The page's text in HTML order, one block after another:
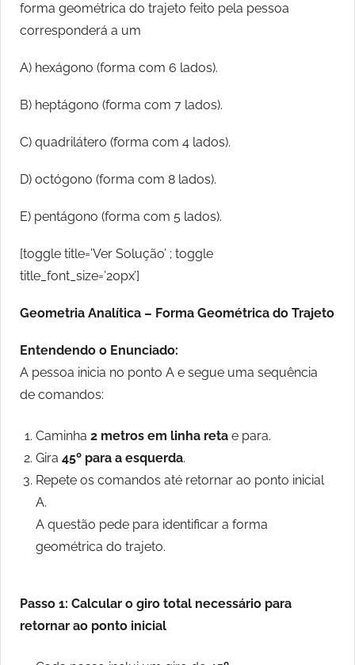
forma geométrica do trajeto feito pela pessoa
corresponderá a um
A) hexágono (forma com 6 lados).
B) heptágono (forma com 7 lados).
C) quadrilátero (forma com 4 lados).
D) octógono (forma com 8 lados).
E) pentágono (forma com 5 lados).
[toggle title=’Ver Solução’ ; toggle
title_font_size=’20px’]
Geometria Analítica – Forma Geométrica do Trajeto
Entendendo o Enunciado:
A pessoa inicia no ponto A e segue uma sequência
de comandos:
Caminha 2 metros em linha reta e para.
Gira 45º para a esquerda.
Repete os comandos até retornar ao ponto inicial
A.
A questão pede para identificar a forma
geométrica do trajeto.
Passo 1: Calcular o giro total necessário para
retornar ao ponto inicial